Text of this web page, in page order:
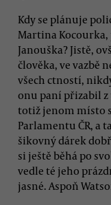
Kdy se plánuje
Martina Kocourka,
Janouška? Jistě,
člověka, ve vazbě
všech ctností,
onu paní přizabil
totiž jenom místo
Parlamentu ČR, a
šikovný dárek
si ještě běhá po
vedle té jeho
jasné. Aspoň